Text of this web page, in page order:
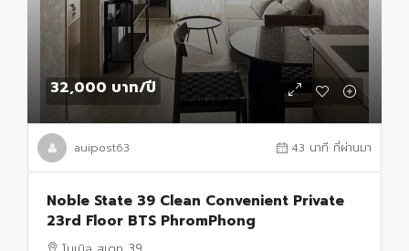
32,000 บาท/ปี
auipost63 43 นาที ที่ผ่านมา
Noble State 39 Clean Convenient Private
23rd Floor BTS PhromPhong